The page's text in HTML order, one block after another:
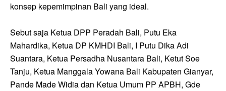
konsep kepemimpinan Bali yang ideal.
Sebut saja Ketua DPP Peradah Bali, Putu Eka
Mahardika, Ketua DP KMHDI Bali, I Putu Dika Adi
Suantara, Ketua Persadha Nusantara Bali, Ketut Soe
Tanju, Ketua Manggala Yowana Bali Kabupaten Gianyar,
Pande Made Widia dan Ketua Umum PP APBH, Gde